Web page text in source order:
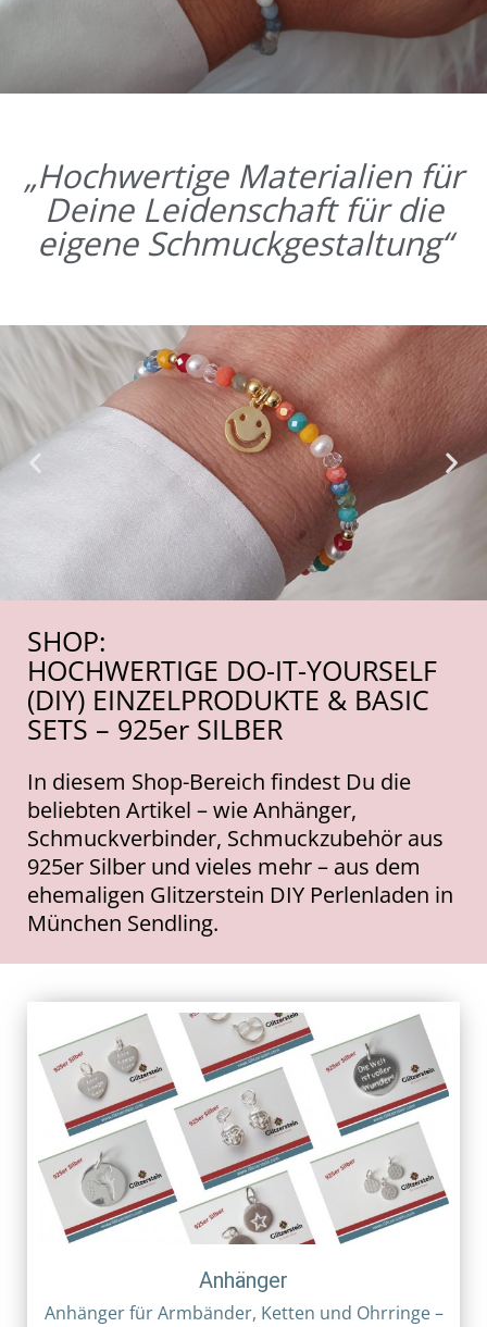
„Hochwertige Materialien für
Deine Leidenschaft für die
eigene Schmuckgestaltung“
SHOP:
HOCHWERTIGE DO-IT-YOURSELF
(DIY) EINZELPRODUKTE & BASIC
SETS – 925er SILBER
In diesem Shop-Bereich findest Du die
beliebten Artikel – wie Anhänger,
Schmuckverbinder, Schmuckzubehör aus
925er Silber und vieles mehr – aus dem
ehemaligen Glitzerstein DIY Perlenladen in
München Sendling.
Anhänger
Anhänger für Armbänder, Ketten und Ohrringe –